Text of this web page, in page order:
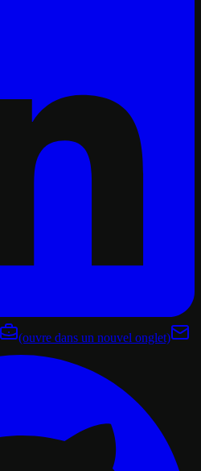
(ouvre dans un nouvel onglet)